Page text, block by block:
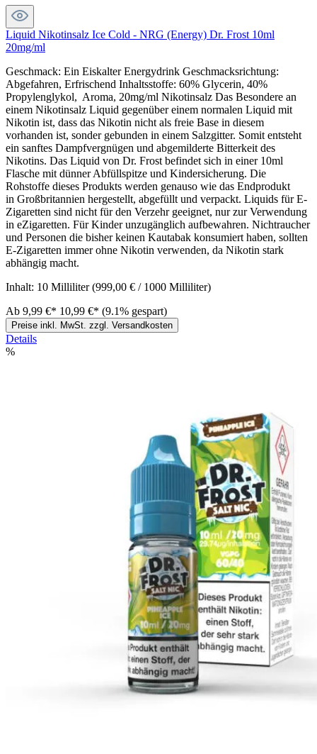
Liquid Nikotinsalz Ice Cold - NRG (Energy) Dr. Frost 10ml
20mg/ml
Geschmack: Ein Eiskalter Energydrink Geschmacksrichtung:
Abgefahren, Erfrischend Inhaltsstoffe: 60% Glycerin, 40%
Propylenglykol, Aroma, 20mg/ml Nikotinsalz Das Besondere an
einem Nikotinsalz Liquid gegenüber einem normalen Liquid mit
Nikotin ist, dass das Nikotin nicht als freie Base in diesem
vorhanden ist, sonder gebunden in einem Salzgitter. Somit entsteht
ein sanftes Dampfvergnügen und abgemilderte Bitterkeit des
Nikotins. Das Liquid von Dr. Frost befindet sich in einer 10ml
Flasche mit dünner Abfüllspitze und Kindersicherung. Die
Rohstoffe dieses Produkts werden genauso wie das Endprodukt
in Großbritannien hergestellt, abgefüllt und verpackt. Liquids für E-
Zigaretten sind nicht für den Verzehr geeignet, nur zur Verwendung
in eZigaretten. Für Kinder unzugänglich aufbewahren. Nichtraucher
und Personen die bisher keinen Kautabak konsumiert haben, sollten
E-Zigaretten immer ohne Nikotin verwenden, da Nikotin stark
abhängig macht.
Inhalt: 10 Milliliter(999,00 € / 1000 Milliliter)
Ab 9,99 €* 10,99 €* (9.1% gespart)
Preise inkl. MwSt. zzgl. Versandkosten
Details
%